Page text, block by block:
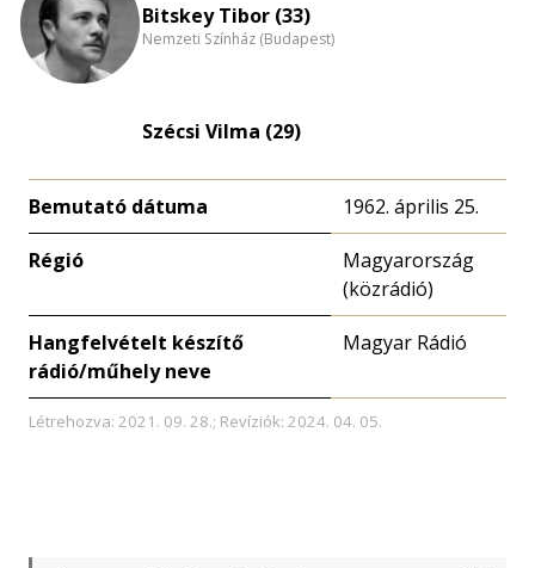
Bitskey Tibor (33)
Nemzeti Színház (Budapest)
Szécsi Vilma (29)
Bemutató dátuma 1962. április 25.
Régió
Magyarország
(közrádió)
Hangfelvételt készítő
rádió/műhely neve
Magyar Rádió
Létrehozva: 2021. 09. 28.; Revíziók: 2024. 04. 05.